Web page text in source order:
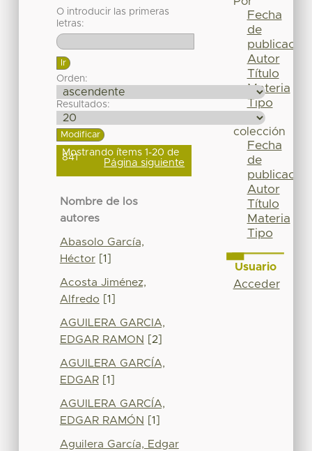
O introducir las primeras
letras:
Orden:
Resultados:
Mostrando ítems 1-20 de
841 Página siguiente
Nombre de los
autores
Abasolo García,
Héctor[1]
Acosta Jiménez,
Alfredo [1]
AGUILERA GARCIA,
EDGAR RAMON
[2]
AGUILERA GARCÍA,
EDGAR[1]
AGUILERA GARCÍA,
EDGAR RAMÓN
[1]
Aguilera García, Edgar
Fecha
de
publicación
Autor
Título
Materia
Tipo
colección
Fecha
de
publicación
Autor
Título
Materia
Tipo
Usuario
Acceder